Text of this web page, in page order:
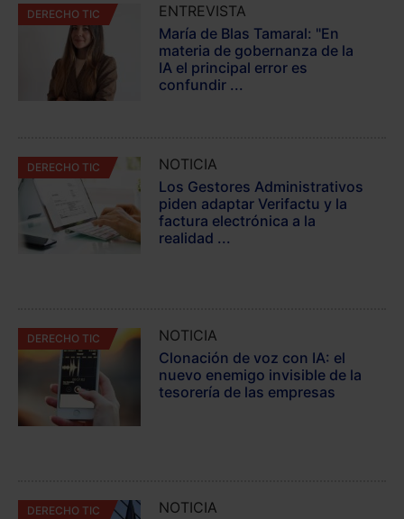
DERECHO TIC
ENTREVISTA
María de Blas Tamaral: "En
materia de gobernanza de la
IA el principal error es
confundir ...
DERECHO TIC
NOTICIA
Los Gestores Administrativos
piden adaptar Verifactu y la
factura electrónica a la
realidad ...
DERECHO TIC
NOTICIA
Clonación de voz con IA: el
nuevo enemigo invisible de la
tesorería de las empresas
DERECHO TIC
NOTICIA